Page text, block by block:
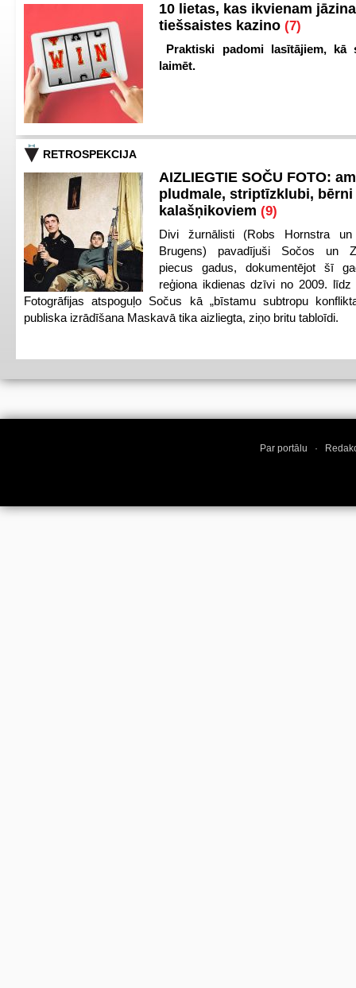
10 lietas, kas ikvienam
tiešsaistes kazino (7)
Praktiski padomi lasītājiem, kā
laimēt.
RETROSPEKCIJA
AIZLIEGTIE SOČU FOTO:
pludmale, striptīzklubi, bērni
kalašņikoviem (9)
Divi žurnālisti (Robs Hornstra
Brugens) pavadījuši Sočos un
piecus gadus, dokumentējot šī
reģiona ikdienas dzīvi no 2009. līdz
Fotogrāfijas atspoguļo Sočus kā „bīstamu subtropu
publiska izrādīšana Maskavā tika aizliegta, ziņo britu tabloīdi.
Par portālu ·